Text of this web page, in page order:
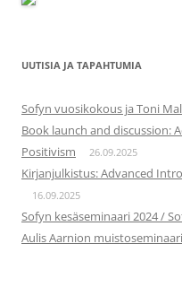
UUTISIA JA TAPAHTUMIA
Sofyn vuosikokous ja Toni
Book launch and discussion:
Positivism
26.09.2025
Kirjanjulkistus: Advanced
16.09.2025
Sofyn kesäseminaari 2024 /
Aulis Aarnion